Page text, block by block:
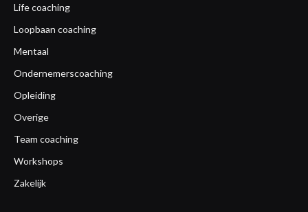
Life coaching
Loopbaan coaching
Mentaal
Ondernemerscoaching
Opleiding
Overige
Team coaching
Workshops
Zakelijk